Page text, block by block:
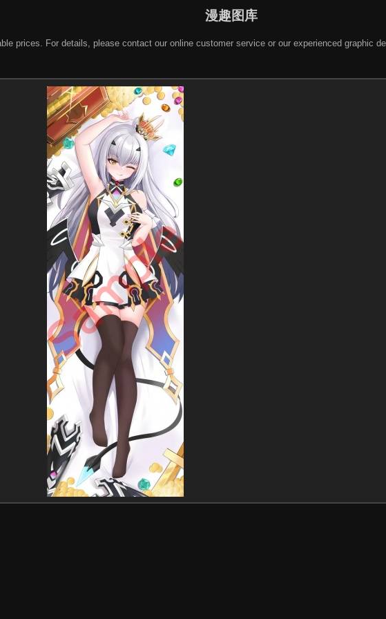
漫趣图库
prices. For details, please contact our online customer service or our experienced graphic